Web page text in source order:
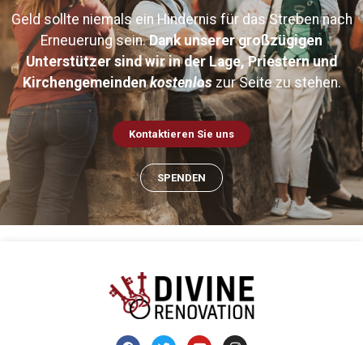
Geld sollte niemals ein Hindernis für das Streben nach
Erneuerung sein.Dank unserer großzügigen
Unterstützer sind wir in der Lage, Priestern und
Kirchengemeindenkostenlos zur Seite zu stehen.
Kontaktieren Sie uns
SPENDEN